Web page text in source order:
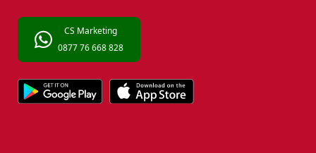
CS Marketing
0877 76 668 828